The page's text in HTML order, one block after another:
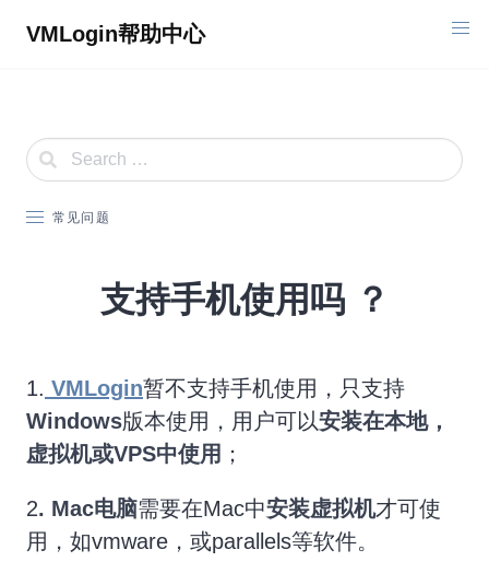
VMLogin帮助中心
常见问题
支持手机使用吗 ？
1. VMLogin暂不支持手机使用，只支持
Windows版本使用，用户可以安装在本地，
虚拟机或VPS中使用 ；
2. Mac电脑需要在Mac中安装虚拟机才可使
用，如vmware，或parallels等软件。